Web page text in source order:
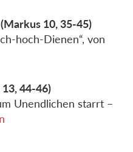
(Markus 10, 35-45)
hoch-Dienen“, von
44-46)
Unendlichen starrt –